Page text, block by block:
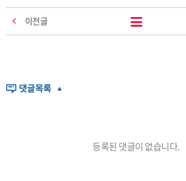
이전글
등록된 댓글이 없습니다.